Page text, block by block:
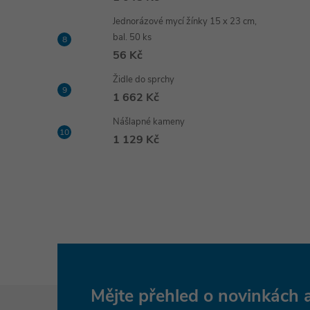
Jednorázové mycí žínky 15 x 23 cm,
bal. 50 ks
56 Kč
Židle do sprchy
1 662 Kč
Nášlapné kameny
1 129 Kč
Mějte přehled o novinkách